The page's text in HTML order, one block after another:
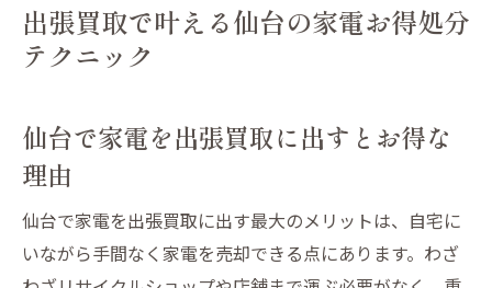
出張買取で叶える仙台の家電お得処分
テクニック
仙台で家電を出張買取に出すとお得な
理由
仙台で家電を出張買取に出す最大のメリットは、自宅に
いながら手間なく家電を売却できる点にあります。わざ